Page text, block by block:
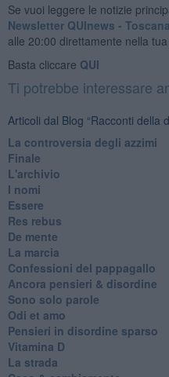
Se vuoi leggere le notizie
Newsletter QUInews -
alle 20:00 direttamente nella
Basta cliccare QUI
Ti potrebbe interessare
Articoli dal Blog “Racconti della
La controversia degli azzimi
Finale
L'archivio
I nomi
Essere
Res rebus
De mente
La marcia
Confessioni del pappagallo
Ancora pensieri & disordine
Sono solo parole
Odi et amo
Pensieri in disordine sparso
Vitamina D
La strada